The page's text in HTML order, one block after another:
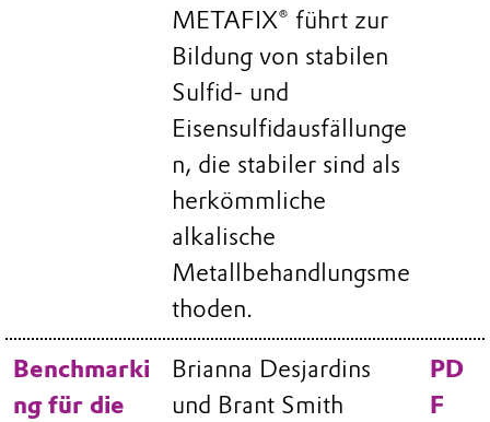
METAFIX® führt zur
Bildung von stabilen
Sulfid- und
Eisensulfidausfällunge
n, die stabiler sind als
herkömmliche
alkalische
Metallbehandlungsme
thoden.
Benchmarki
ng für die
Brianna Desjardins
und Brant Smith
PD
F